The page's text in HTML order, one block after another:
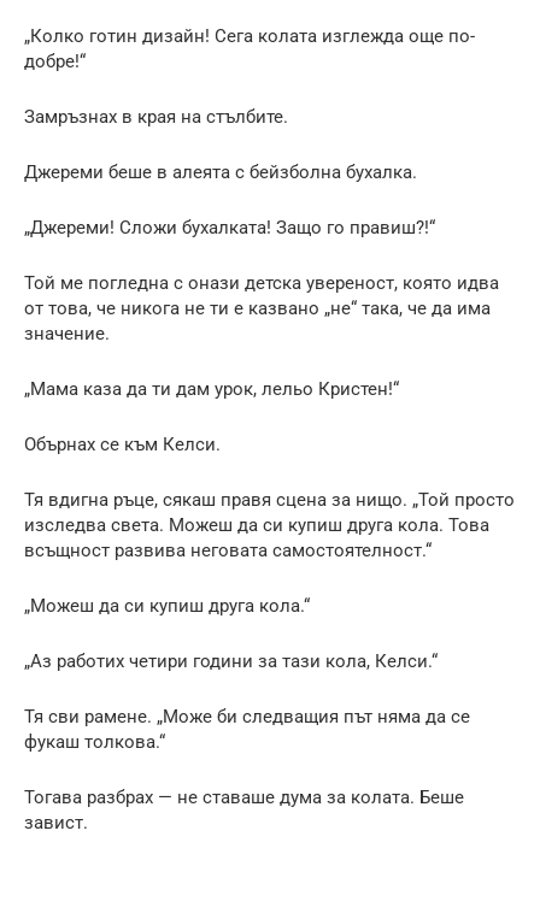
„Колко готин дизайн! Сега колата изглежда още по-
добре!“
Замръзнах в края на стълбите.
Джереми беше в алеята с бейзболна бухалка.
„Джереми! Сложи бухалката! Защо го правиш?!“
Той ме погледна с онази детска увереност, която идва
от това, че никога не ти е казвано „не“ така, че да има
значение.
„Мама каза да ти дам урок, лельо Кристен!“
Обърнах се към Келси.
Тя вдигна ръце, сякаш правя сцена за нищо. „Той просто
изследва света. Можеш да си купиш друга кола. Това
всъщност развива неговата самостоятелност.“
„Можеш да си купиш друга кола.“
„Аз работих четири години за тази кола, Келси.“
Тя сви рамене. „Може би следващия път няма да се
фукаш толкова.“
Тогава разбрах — не ставаше дума за колата. Беше
завист.